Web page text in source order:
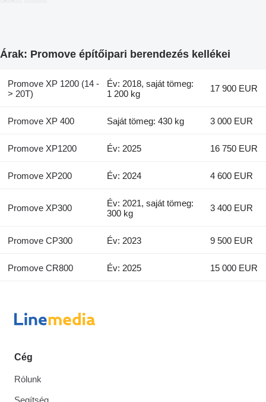
Árak: Promove építőipari berendezés kellékei
Promove XP 1200 (14 -
> 20T)
Év: 2018, saját tömeg:
1 200 kg
17 900 EUR
Promove XP 400 Saját tömeg: 430 kg 3 000 EUR
Promove XP1200 Év: 2025 16 750 EUR
Promove XP200 Év: 2024 4 600 EUR
Promove XP300
Év: 2021, saját tömeg:
300 kg
3 400 EUR
Promove CP300 Év: 2023 9 500 EUR
Promove CR800 Év: 2025 15 000 EUR
Cég
Rólunk
Segítség